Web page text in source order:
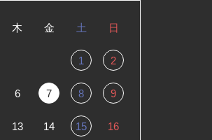
木 金 土 日
1 2
6 7 8 9
13 14 15 16